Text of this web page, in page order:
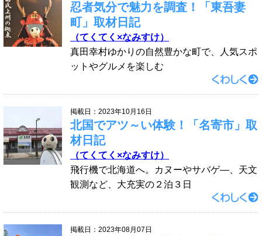
忍者気分で魅力を調査！「東吾妻
町」取材日記
（てくてく×なみすけ）
真田幸村ゆかりの自然豊かな町で、人気スポ
ットやグルメを楽しむ
掲載日：2023年10月16日
北国でアツ～い体験！「名寄市」取
材日記
（てくてく×なみすけ）
飛行機で北海道へ。カヌーやサバゲ―、天文
観測など、大充実の２泊３日
掲載日：2023年08月07日